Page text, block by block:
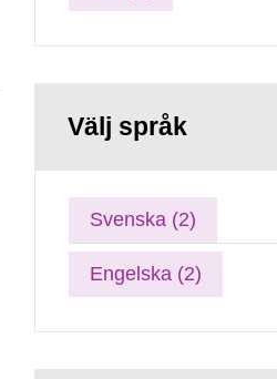
Välj språk
Svenska (2)
Engelska (2)